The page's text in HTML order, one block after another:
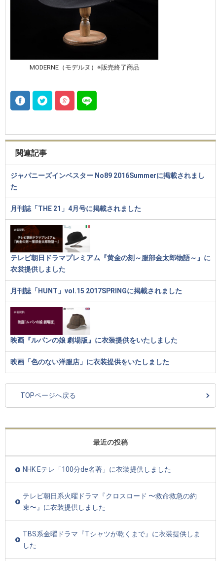
MODERNE（モデルヌ）※販売終了商品
関連記事
ジャパニーズインベスター No89 2016Summerに掲載されまし
た
月刊誌「THE 21」4月号に掲載されました
テレビ朝日ドラマプレミアム『黄金の刻～服部金太郎物語～』に
衣裳提供しました
月刊誌「HUNT」vol.15 2017SPRINGに掲載されました
映画『ルパンの娘 劇場版』に衣装提供をいたしました
映画「色のない洋服店」に衣装提供をいたしました
TOPページへ戻る
最近の投稿
NHK Eテレ「100分de名著」に衣装提供しました
テレビ朝日系火曜ドラマ『クロスロード 〜救命救急の約
束〜』に衣装提供しました
TBS系金曜ドラマ『Tシャツが乾くまで』に衣装提供しま
した